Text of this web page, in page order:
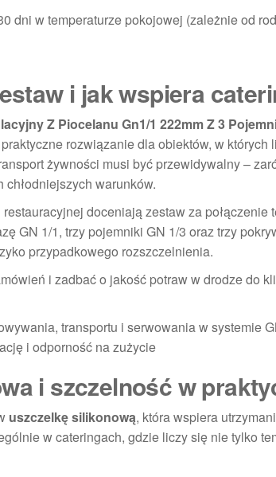
dni w temperaturze pokojowej (zależnie od
i jak wspiera
Z Piocelanu Gn1/1 222mm Z 3
rozwiązanie dla obiektów, w
żywności musi być przewidywalny –
warunków.
doceniają zestaw za połączenie
GN 1/1, trzy pojemniki GN 1/3 oraz trzy
przypadkowego rozszczelnienia.
i zadbać o jakość potraw w drodze do
transportu i serwowania w systemie
i odporność na zużycie
i szczelność w
uszczelkę silikonową, która wspiera
w cateringach, gdzie liczy się nie tylko